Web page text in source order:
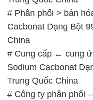
Sodium Cacbonat
Trung Quốc China
# Công ty phân phối
Nóng * Sodium
Redtriangle Trung
📞PHÒNG KINH